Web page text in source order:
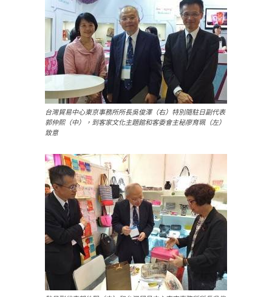
台灣貿易中心東京事務所所長吳俊澤（右）特別隨駐日副代表
郭仲熙（中），到客家文化主題館和客委會主秘廖育珮（左）
致意